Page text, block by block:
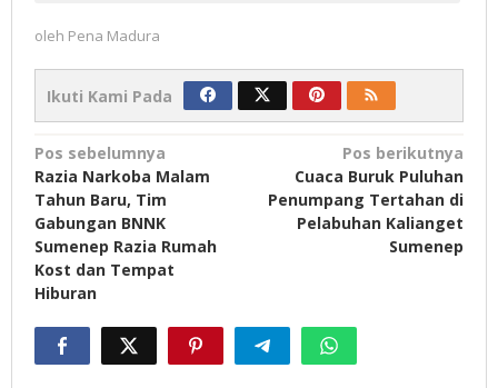
oleh Pena Madura
Ikuti Kami Pada
Navigasi
pos
Pos sebelumnya
Razia Narkoba Malam
Tahun Baru, Tim
Gabungan BNNK
Sumenep Razia Rumah
Kost dan Tempat
Hiburan
Pos berikutnya
Cuaca Buruk Puluhan
Penumpang Tertahan di
Pelabuhan Kalianget
Sumenep